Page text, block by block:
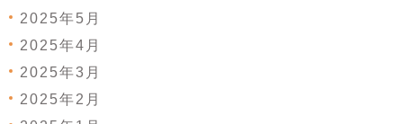
2025年5月
2025年4月
2025年3月
2025年2月